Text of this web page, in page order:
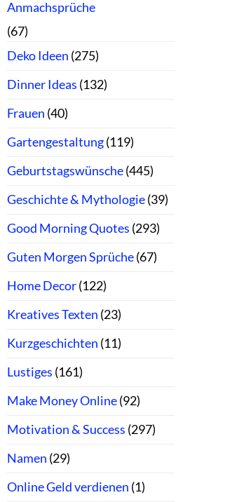
Anmachsprüche
(67)
Deko Ideen (275)
Dinner Ideas (132)
Frauen (40)
Gartengestaltung(119)
Geburtstagswünsche(445)
Geschichte & Mythologie(39)
Good Morning Quotes (293)
Guten Morgen Sprüche(67)
Home Decor(122)
Kreatives Texten (23)
Kurzgeschichten (11)
Lustiges (161)
Make Money Online(92)
Motivation & Success (297)
Namen (29)
Online Geld verdienen (1)